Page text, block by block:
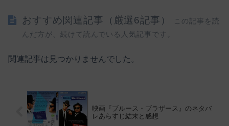
おすすめ関連記事（厳選6記事）
この記事を読
んだ方が、続けて読んでいる人気記事です。
関連記事は見つかりませんでした。
映画『ブルース・ブラザース』のネタバ
レあらすじ結末と感想